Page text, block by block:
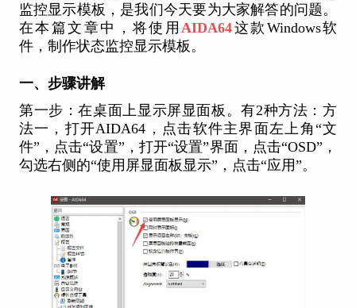
监控显示模板，是我们今天要为大家解答的问题。
在本篇文章中，将使用 AIDA64这款Windows软
件，制作状态监控显示模板。
一、步骤讲解
第一步：在桌面上显示屏显面板。有2种方法：方
法一，打开AIDA64，点击软件主界面左上角“文
件”，点击“设置”，打开“设置”界面，点击“OSD”，
勾选右侧的“使用屏显面板显示”，点击“应用”。